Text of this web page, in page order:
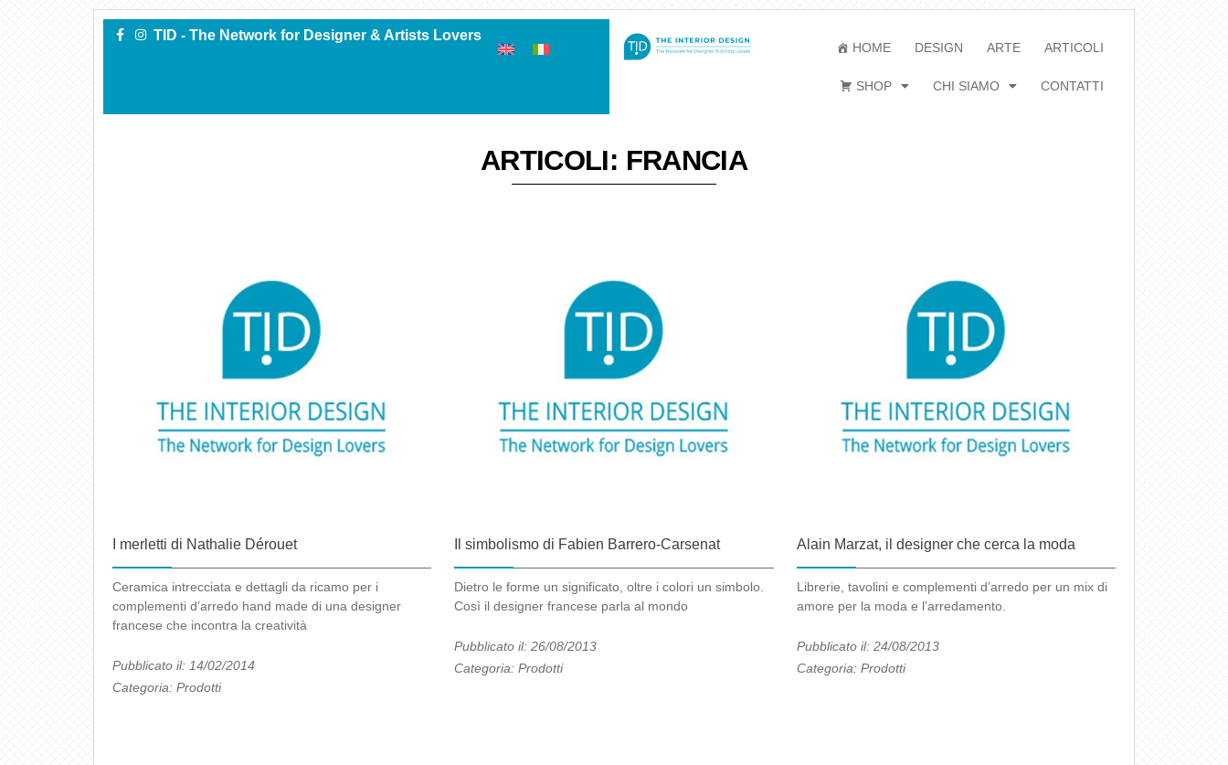
TID - The Network for Designer & Artists Lovers
HOME DESIGN ARTE ARTICOLI
SHOP CHI SIAMO CONTATTI
ARTICOLI: FRANCIA
I merletti di Nathalie Dérouet
Ceramica intrecciata e dettagli da ricamo per i
complementi d’arredo hand made di una designer
francese che incontra la creatività
Pubblicato il: 14/02/2014
Categoria: Prodotti
Il simbolismo di Fabien Barrero-Carsenat
Dietro le forme un significato, oltre i colori un simbolo.
Così il designer francese parla al mondo
Pubblicato il: 26/08/2013
Categoria:Prodotti
Alain Marzat, il designer che cerca la moda
Librerie, tavolini e complementi d’arredo per un mix di
amore per la moda e l’arredamento.
Pubblicato il: 24/08/2013
Categoria: Prodotti